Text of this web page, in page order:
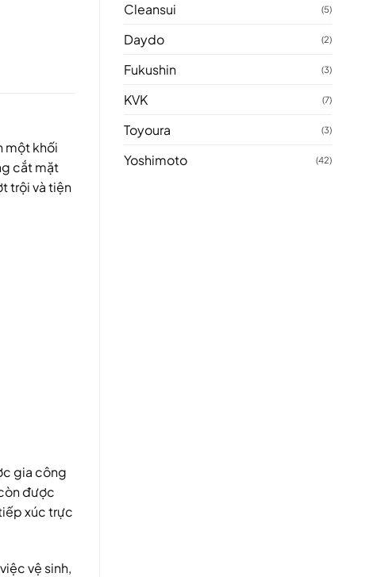
Cleansui (5)
Daydo (2)
Fukushin (3)
KVK (7)
Toyoura (3)
Yoshimoto (42)
một khối
cắt mặt
trội và tiện
gia công
được
xúc trực
vệ sinh,